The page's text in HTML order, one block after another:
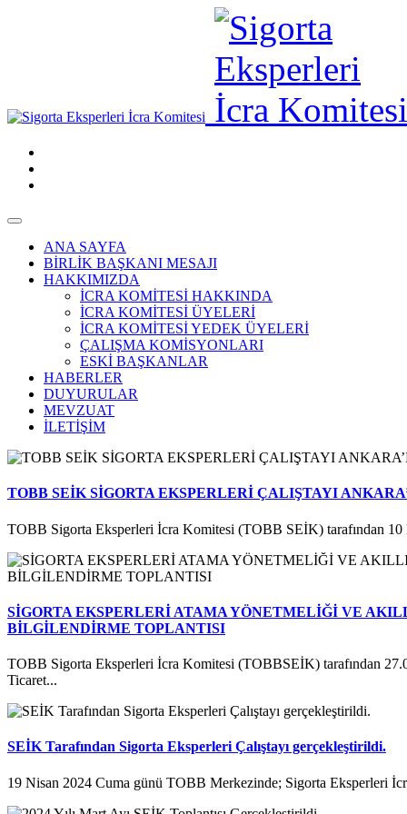
ANA SAYFA
BİRLİK BAŞKANI MESAJI
HAKKIMIZDA
İCRA KOMİTESİ HAKKINDA
İCRA KOMİTESİ ÜYELERİ
İCRA KOMİTESİ YEDEK ÜYELERİ
ÇALIŞMA KOMİSYONLARI
ESKİ BAŞKANLAR
HABERLER
DUYURULAR
MEVZUAT
İLETİŞİM
TOBB SEİK SİGORTA EKSPERLERİ ÇALIŞTAYI
TOBB Sigorta Eksperleri İcra Komitesi (TOBB SEİK) tarafından 10
SİGORTA EKSPERLERİ ATAMA YÖNETMELİĞİ VE
BİLGİLENDİRME TOPLANTISI
TOBB Sigorta Eksperleri İcra Komitesi (TOBBSEİK) tarafından
Ticaret...
SEİK Tarafından Sigorta Eksperleri Çalıştayı gerçekleştirildi.
19 Nisan 2024 Cuma günü TOBB Merkezinde; Sigorta Eksperleri